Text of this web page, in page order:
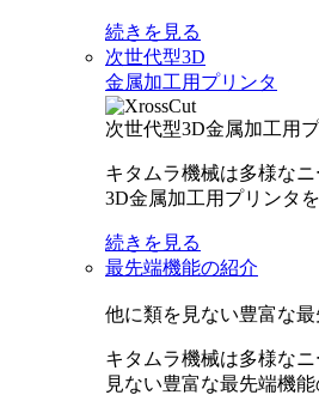
続きを見る
次世代型3D
金属加工用プリンタ
次世代型3D金属加工用
キタムラ機械は多様な
3D金属加工用プリンタ
続きを見る
最先端機能の紹介
他に類を見ない豊富な
キタムラ機械は多様な
見ない豊富な最先端機